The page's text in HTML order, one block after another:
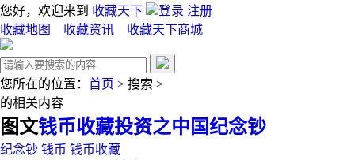
您好，欢迎来到 收藏天下 登录 注册
收藏地图
收藏资讯 收藏天下商城
您所在的位置： 首页 > 搜索 >
的相关内容
图文钱币收藏投资之中国纪念钞
纪念钞 钱币 钱币收藏